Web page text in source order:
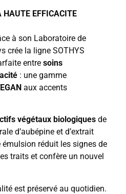
EFFICACITE
à son Laboratoire de
crée la ligne SOTHYS
entre soins
: une gamme
aux accents
végétaux biologiques de
d’aubépine et d’extrait
réduit les signes de
traits et confère un nouvel
est préservé au quotidien.